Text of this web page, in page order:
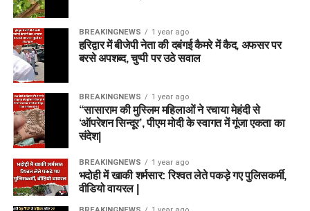
BREAKINGNEWS 1 year ago
हरिद्वार में बीजेपी नेता की दबंगई कैमरे में कैद, अफसर पर
बरसे अपशब्द, चुप्पी पर उठे सवाल
BREAKINGNEWS 1 year ago
“सासाराम की मुस्लिम महिलाओं ने रचाया मेहंदी से
‘ऑपरेशन सिन्दूर’, पीएम मोदी के स्वागत में गूंजा एकता का
संदेश|
BREAKINGNEWS 1 year ago
भदोही में खाकी शर्मसार: रिश्वत लेते पकड़े गए पुलिसकर्मी,
वीडियो वायरल |